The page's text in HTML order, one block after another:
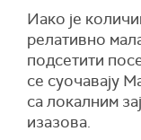
Иако је
релативно
подсетити
се суочавају
са локалним
изазова.